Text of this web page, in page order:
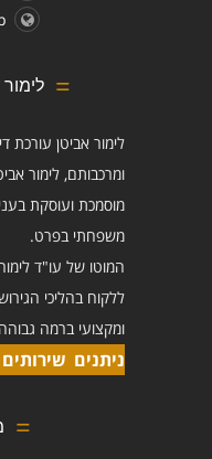
לימור אביטן עורכת
ומרכבותם, לימור
מוסמכת ועוסקת
משפחתי בפרט.
המוטו של עו"ד
ללקוח בהליכי
ומקצועי ברמה
ניתנים